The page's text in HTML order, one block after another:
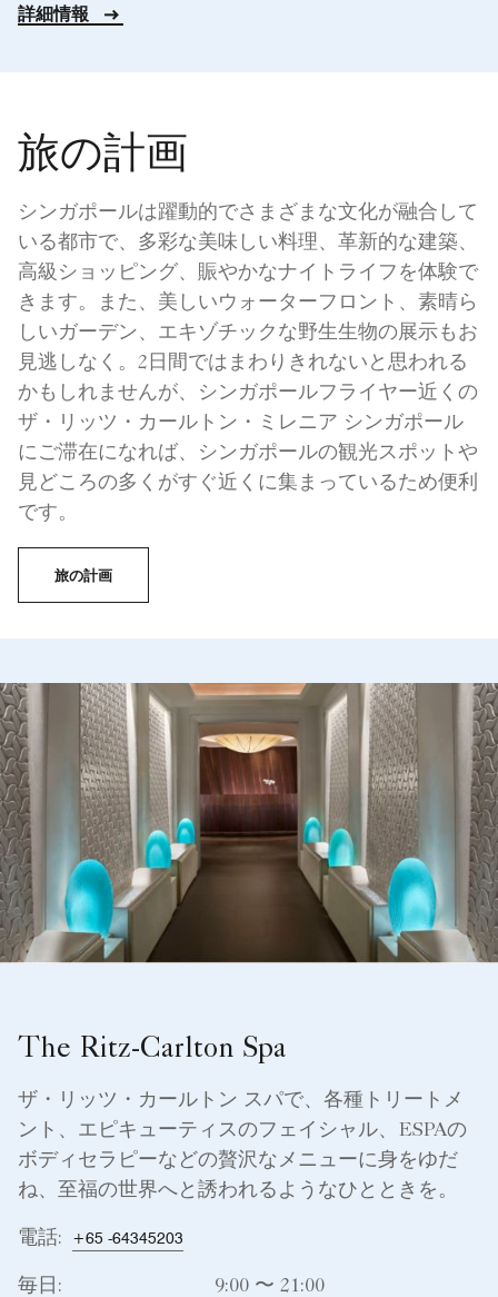
詳細情報
旅の計画
シンガポールは躍動的でさまざまな文化が融合して
いる都市で、多彩な美味しい料理、革新的な建築、
高級ショッピング、賑やかなナイトライフを体験で
きます。また、美しいウォーターフロント、素晴ら
しいガーデン、エキゾチックな野生生物の展示もお
見逃しなく。2日間ではまわりきれないと思われる
かもしれませんが、シンガポールフライヤー近くの
ザ・リッツ・カールトン・ミレニア シンガポール
にご滞在になれば、シンガポールの観光スポットや
見どころの多くがすぐ近くに集まっているため便利
です。
旅の計画
The Ritz-Carlton Spa
ザ・リッツ・カールトン スパで、各種トリートメ
ント、エピキューティスのフェイシャル、ESPAの
ボディセラピーなどの贅沢なメニューに身をゆだ
ね、至福の世界へと誘われるようなひとときを。
電話: +65 -64345203
毎日: 9:00 〜 21:00